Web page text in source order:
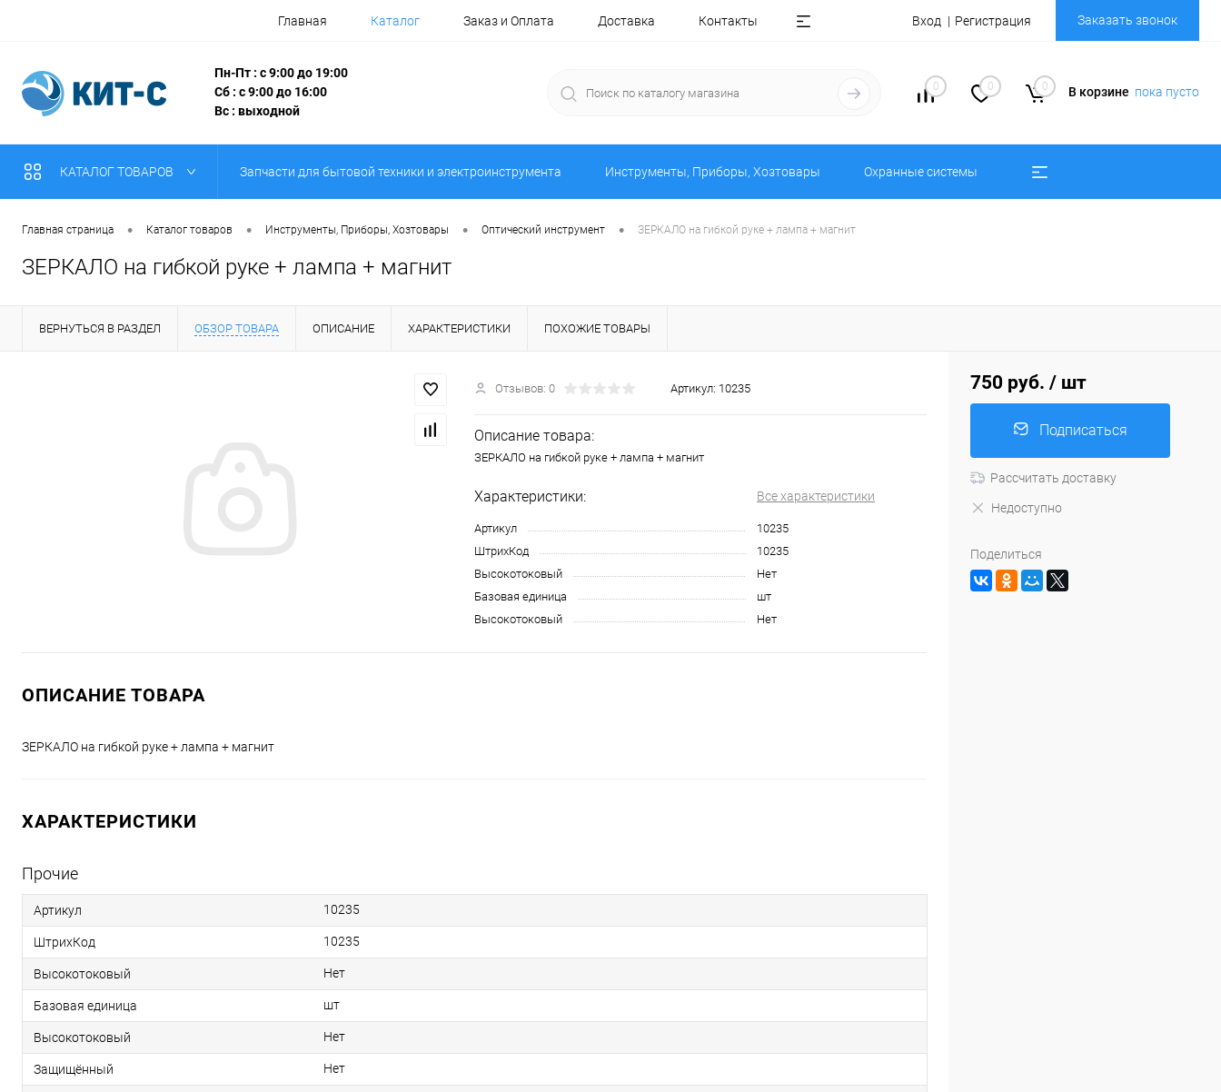
Главная Каталог Заказ и Оплата Доставка Контакты Вход Регистрация Заказать звонок
Пн-Пт : с 9:00 до 19:00
Сб : с 9:00 до 16:00
Вс : выходной
0 0 0 В корзине пока пусто
КАТАЛОГ ТОВАРОВ Запчасти для бытовой техники и электроинструмента Инструменты, Приборы, Хозтовары Охранные системы
Главная страница • Каталог товаров • Инструменты, Приборы, Хозтовары • Оптический инструмент • ЗЕРКАЛО на гибкой руке + лампа + магнит
ЗЕРКАЛО на гибкой руке + лампа + магнит
ВЕРНУТЬСЯ В РАЗДЕЛ ОБЗОР ТОВАРА ОПИСАНИЕ ХАРАКТЕРИСТИКИ ПОХОЖИЕ ТОВАРЫ
Отзывов: 0 Артикул: 10235
Описание товара:
ЗЕРКАЛО на гибкой руке + лампа + магнит
Характеристики: Все характеристики
Артикул
10235
ШтрихКод
10235
Высокотоковый
Нет
Базовая единица
шт
Высокотоковый
Нет
ОПИСАНИЕ ТОВАРА
ЗЕРКАЛО на гибкой руке + лампа + магнит
ХАРАКТЕРИСТИКИ
Прочие
Артикул 10235
ШтрихКод 10235
Высокотоковый Нет
Базовая единица шт
Высокотоковый Нет
Защищённый Нет
750 руб. / шт
Подписаться
Рассчитать доставку
Недоступно
Поделиться